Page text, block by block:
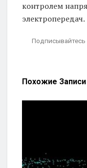
контролем
электропередач.
Похожие Записи